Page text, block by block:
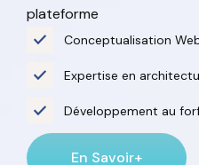
plateforme
Conceptualisation
Expertise en
Développement au
En Savoir+